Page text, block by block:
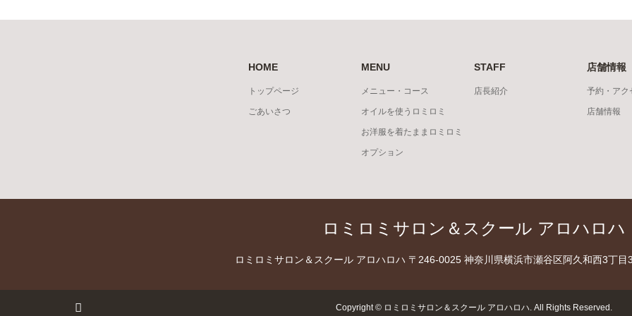
HOME
トップページ
ごあいさつ
MENU
メニュー・コース
オイルを使うロミロミ
お洋服を着たままロミロミ
オプション
STAFF
店長紹介
店舗情報
予約・アク
店舗情報
ロミロミサロン＆スクール アロハロハ
ロミロミサロン＆スクール アロハロハ 〒246-0025 神奈川県横浜市瀬谷区阿久和西3丁目
Copyright© ロミロミサロン＆スクール アロハロハ. All Rights Reserved.